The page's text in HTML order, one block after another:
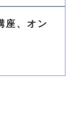
座、オン